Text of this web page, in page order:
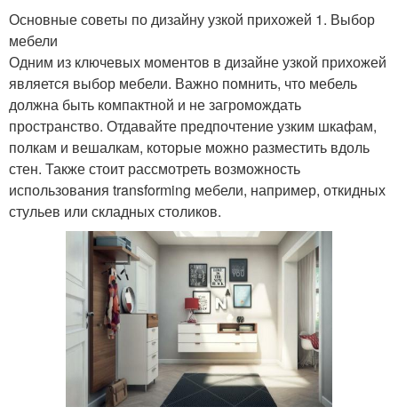
Основные советы по дизайну узкой прихожей 1. Выбор
мебели
Одним из ключевых моментов в дизайне узкой прихожей
является выбор мебели. Важно помнить, что мебель
должна быть компактной и не загромождать
пространство. Отдавайте предпочтение узким шкафам,
полкам и вешалкам, которые можно разместить вдоль
стен. Также стоит рассмотреть возможность
использования transforming мебели, например, откидных
стульев или складных столиков.